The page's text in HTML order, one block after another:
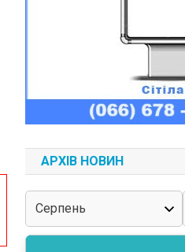
АРХІВ НОВИН